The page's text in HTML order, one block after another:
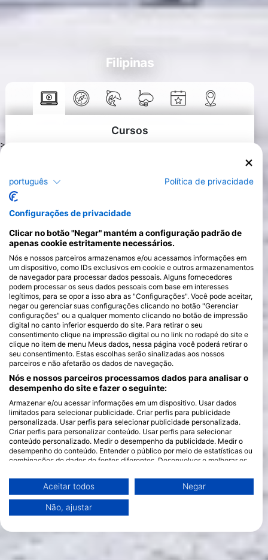
>
Filipinas
Cursos
português Política de privacidade
Configurações de privacidade
Clicar no botão "Negar" mantém a configuração padrão de
apenas cookie estritamente necessários.
Nós e nossos parceiros armazenamos e/ou acessamos informações em
um dispositivo, como IDs exclusivos em cookie e outros armazenamentos
de navegador para processar dados pessoais. Alguns fornecedores
podem processar os seus dados pessoais com base em interesses
legítimos, para se opor a isso abra as "Configurações". Você pode aceitar,
negar ou gerenciar suas configurações clicando no botão "Gerenciar
configurações" ou a qualquer momento clicando no botão de impressão
digital no canto inferior esquerdo do site. Para retirar o seu
consentimento clique na impressão digital ou no link no rodapé do site e
clique no item de menu Meus dados, nessa página você poderá retirar o
seu consentimento. Estas escolhas serão sinalizadas aos nossos
parceiros e não afetarão os dados de navegação.
Nós e nossos parceiros processamos dados para analisar o
desempenho do site e fazer o seguinte:
Armazenar e/ou acessar informações em um dispositivo. Usar dados
limitados para selecionar publicidade. Criar perfis para publicidade
personalizada. Usar perfis para selecionar publicidade personalizada.
Criar perfis para personalizar conteúdo. Usar perfis para selecionar
conteúdo personalizado. Medir o desempenho da publicidade. Medir o
desempenho do conteúdo. Entender o público por meio de estatísticas ou
combinações de dados de fontes diferentes. Desenvolver e melhorar os
Você pode encontrar mais informações sobre o uso de dados pelo Google
aqui: https://business.safety.google/privacy/
Os dados podem ser partilhados fora da União Europeia e enviados para
este site/aplicativo.
Ver lista de parceiros (1 fornecedores IAB)
Aceitar todos Negar
Não, ajustar